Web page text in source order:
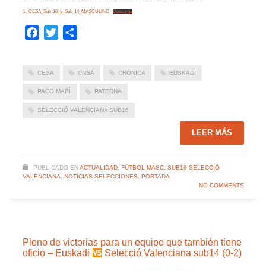
1._CESA_Sub-16_y_Sub-14_MASCULINO Descarga
Facebook
Twitter
CESA CNSA CRÓNICA EUSKADI
PACO MARÍ PATERNA
SELECCIÓ VALENCIANA SUB16
LEER MÁS
PUBLICADO EN ACTUALIDAD, FÚTBOL MASC. SUB16 SELECCIÓ
VALENCIANA
NOTICIAS SELECCIONES, PORTADA
NO COMMENTS
Pleno de victorias para un equipo que también tiene
oficio – Euskadi
Selecció Valenciana sub14 (0-2)